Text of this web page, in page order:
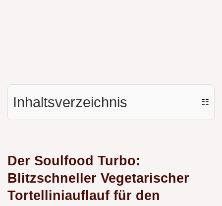
Inhaltsverzeichnis ☷
Der Soulfood Turbo:
Blitzschneller Vegetarischer
Tortelliniauflauf für den